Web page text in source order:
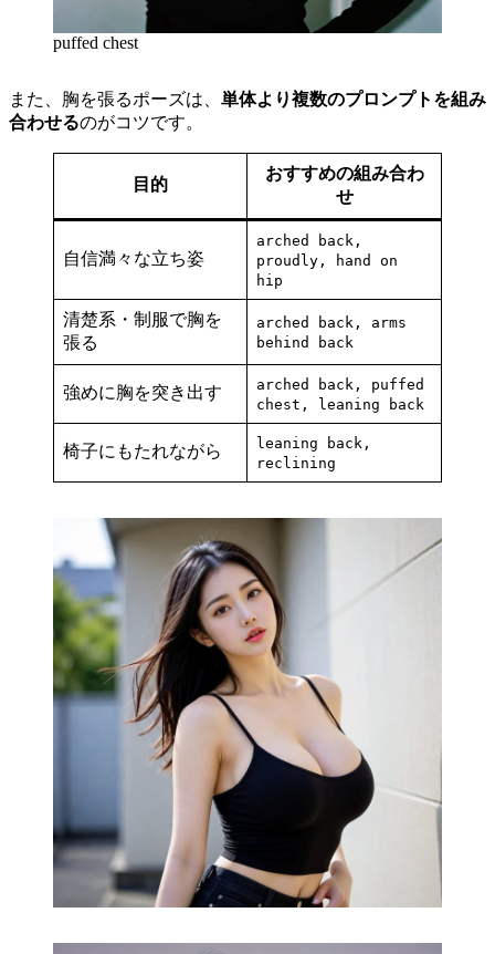
puffed chest
また、胸を張るポーズは、 単体より複数のプロンプトを組み
合わせるのがコツです。
目的
おすすめの組み合わ
せ
自信満々な立ち姿
arched back,
proudly, hand on
hip
清楚系・制服で胸を
張る
arched back, arms
behind back
強めに胸を突き出す
arched back, puffed
chest, leaning back
椅子にもたれながら
leaning back,
reclining